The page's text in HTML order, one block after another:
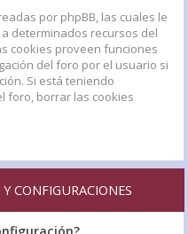
por phpBB, las cuales le
determinados recursos del
cookies proveen funciones
del foro por el usuario si
Si está teniendo
foro, borrar las cookies
CONFIGURACIONES